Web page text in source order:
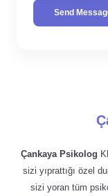
Send
Çankaya Psikolog
sizi yıprattığı özel
sizi yoran tüm